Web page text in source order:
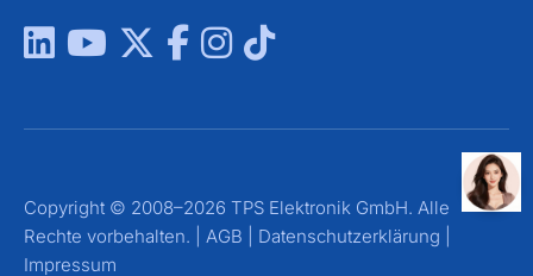
Copyright © 2008–2026 TPS Elektronik GmbH. Alle
Rechte vorbehalten. | AGB Datenschutzerklärung
Impressum